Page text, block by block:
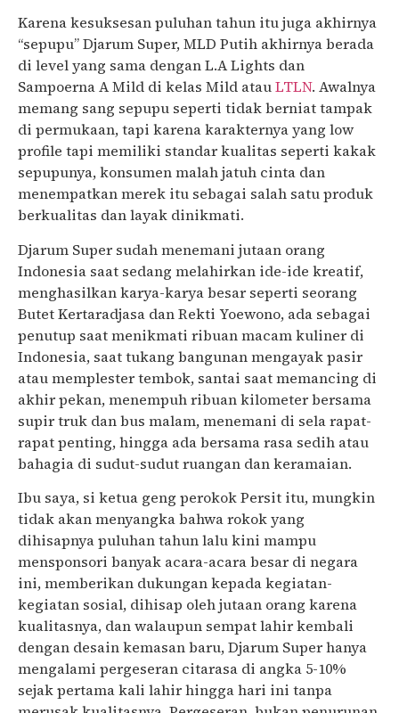
Karena kesuksesan puluhan tahun itu juga akhirnya
“sepupu” Djarum Super, MLD Putih akhirnya berada
di level yang sama dengan L.A Lights dan
Sampoerna A Mild di kelas Mild atauLTLN. Awalnya
memang sang sepupu seperti tidak berniat tampak
di permukaan, tapi karena karakternya yang low
profile tapi memiliki standar kualitas seperti kakak
sepupunya, konsumen malah jatuh cinta dan
menempatkan merek itu sebagai salah satu produk
berkualitas dan layak dinikmati.
Djarum Super sudah menemani jutaan orang
Indonesia saat sedang melahirkan ide-ide kreatif,
menghasilkan karya-karya besar seperti seorang
Butet Kertaradjasa dan Rekti Yoewono, ada sebagai
penutup saat menikmati ribuan macam kuliner di
Indonesia, saat tukang bangunan mengayak pasir
atau memplester tembok, santai saat memancing di
akhir pekan, menempuh ribuan kilometer bersama
supir truk dan bus malam, menemani di sela rapat-
rapat penting, hingga ada bersama rasa sedih atau
bahagia di sudut-sudut ruangan dan keramaian.
Ibu saya, si ketua geng perokok Persit itu, mungkin
tidak akan menyangka bahwa rokok yang
dihisapnya puluhan tahun lalu kini mampu
mensponsori banyak acara-acara besar di negara
ini, memberikan dukungan kepada kegiatan-
kegiatan sosial, dihisap oleh jutaan orang karena
kualitasnya, dan walaupun sempat lahir kembali
dengan desain kemasan baru, Djarum Super hanya
mengalami pergeseran citarasa di angka 5-10%
sejak pertama kali lahir hingga hari ini tanpa